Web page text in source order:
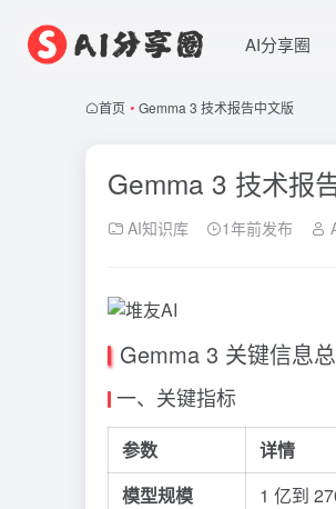
AI分享圈
首页 • Gemma 3 技术报告中文版
Gemma 3 技术报
AI知识库 1年前发布
Gemma 3 关键信息
一、关键指标
参数
详情
模型规模
1 亿到